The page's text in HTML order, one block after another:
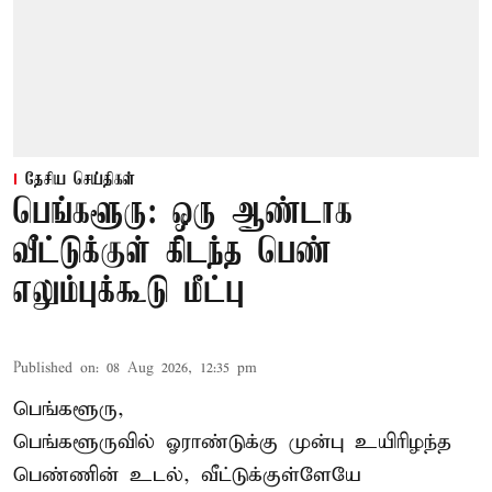
தேசிய செய்திகள்
பெங்களூரு: ஒரு ஆண்டாக
வீட்டுக்குள் கிடந்த பெண்
எலும்புக்கூடு மீட்பு
Published on: 08 Aug 2026, 12:35 pm
பெங்களூரு,
பெங்களூருவில் ஓராண்டுக்கு முன்பு உயிரிழந்த
பெண்ணின் உடல், வீட்டுக்குள்ளேயே